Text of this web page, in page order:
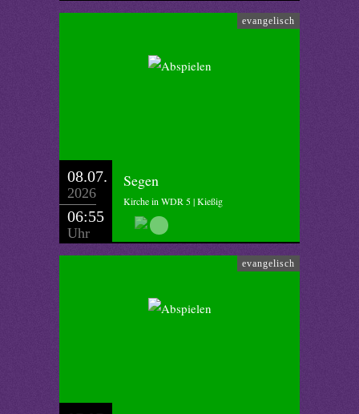
evangelisch
08.07.
2026
06:55
Uhr
Segen
Kirche in WDR 5 | Kießig
evangelisch